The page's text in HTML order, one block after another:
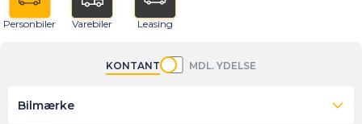
Personbiler Varebiler Leasing
KONTANT MDL. YDELSE
Bilmærke